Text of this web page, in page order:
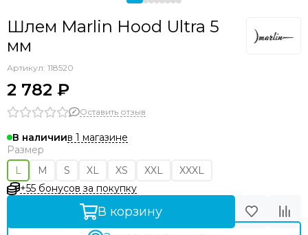
Шлем Marlin Hood Ultra 5
мм
Артикул: 118520
2 782 ₽
Оставить отзыв
В наличиив 1 магазине
Размер
L
M S XL XS XXL
XXXL
+55 бонусов за покупку
В корзину